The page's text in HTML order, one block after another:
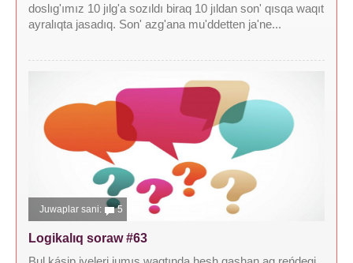
doslıg'ımız 10 jılg'a sozıldı biraq 10 jıldan son' qısqa waqıt
ayralıqta jasadıq. Son' azg'ana mu'ddetten ja'ne...
Juwaplar sani: 5
Logikalıq soraw #63